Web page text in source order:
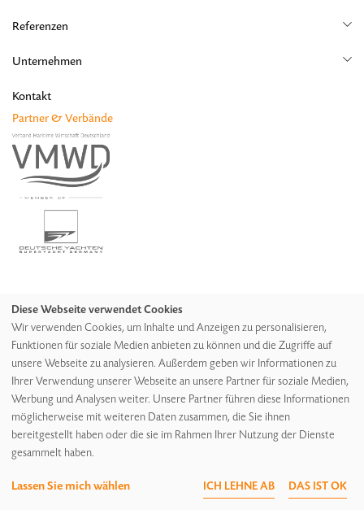
Yacht
Referenzen
Yacht
Residential
Aircraft
Unternehmen
Karriere
News
Ausbildung
Kontakt
Partner & Verbände
Cookie-Einstellungen
Impressum
Datenschutz
AGB
AEB
Diese Webseite verwendet Cookies
Wir verwenden Cookies, um Inhalte und Anzeigen zu personalisieren,
Funktionen für soziale Medien anbieten zu können und die Zugriffe auf
unsere Webseite zu analysieren. Außerdem geben wir Informationen zu
Ihrer Verwendung unserer Webseite an unsere Partner für soziale Medien,
Werbung und Analysen weiter. Unsere Partner führen diese Informationen
möglicherweise mit weiteren Daten zusammen, die Sie ihnen
bereitgestellt haben oder die sie im Rahmen Ihrer Nutzung der Dienste
gesammelt haben.
Lassen Sie mich wählen ICH LEHNE AB DAS IST OK